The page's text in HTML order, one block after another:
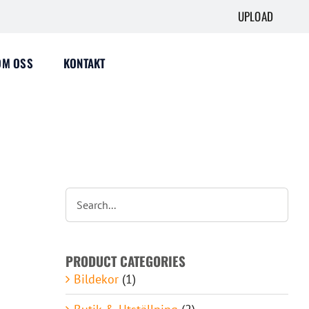
UPLOAD
OSS KONTAKT
PRODUCT CATEGORIES
Bildekor (1)